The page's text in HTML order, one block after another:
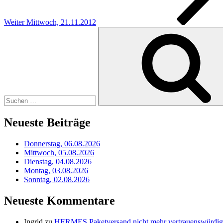
Weiter Mittwoch, 21.11.2012
Neueste Beiträge
Donnerstag, 06.08.2026
Mittwoch, 05.08.2026
Dienstag, 04.08.2026
Montag, 03.08.2026
Sonntag, 02.08.2026
Neueste Kommentare